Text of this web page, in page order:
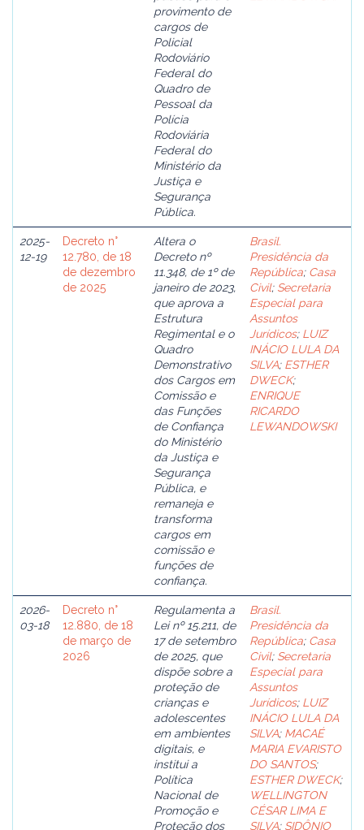
provimento de
cargos de
Policial
Rodoviário
Federal do
Quadro de
Pessoal da
Polícia
Rodoviária
Federal do
Ministério da
Justiça e
Segurança
Pública.
2025-
12-19
Decreto n°
12.780, de 18
de dezembro
de 2025
Altera o
Decreto nº
11.348, de 1º de
janeiro de 2023,
que aprova a
Estrutura
Regimental e o
Quadro
Demonstrativo
dos Cargos em
Comissão e
das Funções
de Confiança
do Ministério
da Justiça e
Segurança
Pública, e
remaneja e
transforma
cargos em
comissão e
funções de
confiança.
Brasil.
Presidência da
República; Casa
Civil; Secretaria
Especial para
Assuntos
Jurídicos; LUIZ
INÁCIO LULA DA
SILVA; ESTHER
DWECK;
ENRIQUE
RICARDO
LEWANDOWSKI
2026-
03-18
Decreto n°
12.880, de 18
de março de
2026
Regulamenta a
Lei nº 15.211, de
17 de setembro
de 2025, que
dispõe sobre a
proteção de
crianças e
adolescentes
em ambientes
digitais, e
institui a
Política
Nacional de
Promoção e
Proteção dos
Brasil.
Presidência da
República; Casa
Civil; Secretaria
Especial para
Assuntos
Jurídicos; LUIZ
INÁCIO LULA DA
SILVA; MACAÉ
MARIA EVARISTO
DO SANTOS;
ESTHER DWECK;
WELLINGTON
CÉSAR LIMA E
SILVA; SIDÔNIO